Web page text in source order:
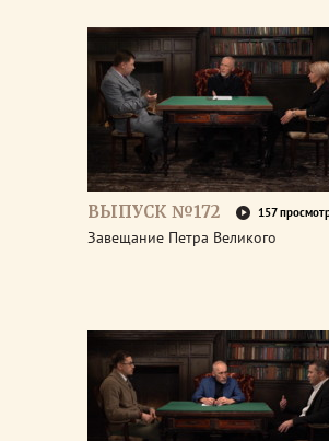
ВЫПУСК №172 157
Завещание Петра Великого